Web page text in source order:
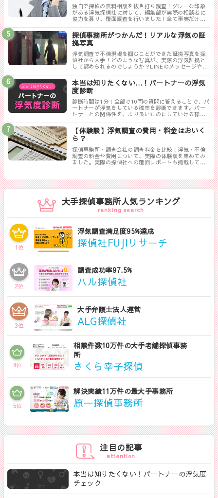
独自で探偵の無料相談を抜き打ち調査！グレーな印象
がある浮気探偵社に対して、編集部が実際の相談者に
協力を募り、覆面調査を行いました！全て事実だけ書
探偵事務所がつかんだ！リアルな浮気の証
拠写真
浮気調査で不倫現場を掴むことができた証拠写真を探
偵社から入手！どのような写真が、実際の浮気証拠と
して認められるのでしょうか？LINEのメッセージやり
写真について解説します。
本当は知りたくない…！パートナーの浮気
度診断
診断時間は1分！全部で10問の質問に答えることで、パ
ートナーが浮気をしている確率を診断できます。パー
トナーとの関係性を、より良いものにしていける様に
【体験談】浮気調査の費用・料金はおいく
ら？
探偵事務所・調査会社の調査料金を比較！浮気・不倫
調査の料金や費用について、実際の体験談を集めてみ
ました。実際の探偵社への覆面レポートも掲載してい
大手探偵事務所人気ランキング
ranking search
1位
浮気調査満足度95%達成
探偵社FUJIリサーチ
2位
調査成功率97.5%
ハル探偵社
3位
大手弁護士法人運営
ALG探偵社
4位
相談件数10万件の大手老舗探偵事務
所
さくら幸子探偵
5位
解決実績11万件の最大手事務所
原一探偵事務所
注目の記事
attention
本当は知りたくない！パートナーの浮気度
チェック